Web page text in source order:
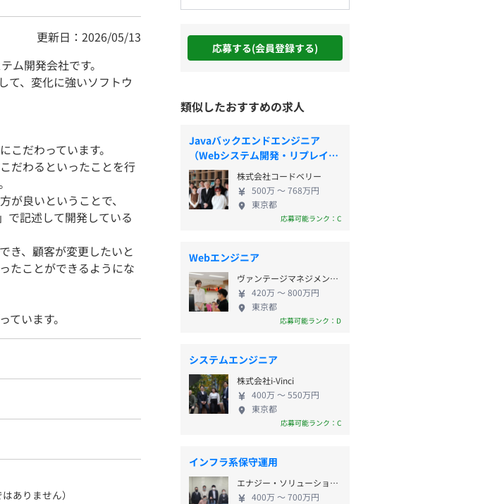
更新日：2026/05/13
ム開発会社です。
て、変化に強いソフトウ
こだわっています。
だわるといったことを行
が良いということで、
で記述して開発している
き、顧客が変更したいと
たことができるようにな
います。
ありません）
応募する(会員登録する)
類似したおすすめの求人
Javaバックエンドエンジニア
（Webシステム開発・リプレイ
ス）
株式会社コードベリー
500万 〜 768万円
東京都
応募可能ランク：C
Webエンジニア
ヴァンテージマネジメント株式会社
420万 〜 800万円
東京都
応募可能ランク：D
システムエンジニア
株式会社i-Vinci
400万 〜 550万円
東京都
応募可能ランク：C
インフラ系保守運用
エナジー・ソリューションズ株式会社
400万 〜 700万円